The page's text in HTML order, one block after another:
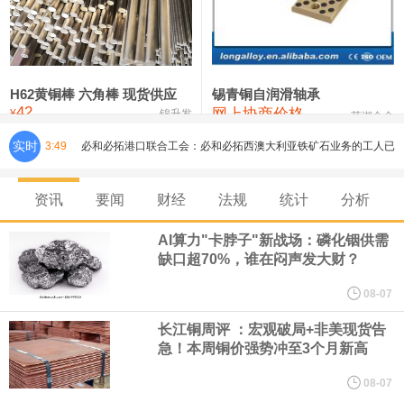
铸造铝合金锭(ZLD104) 24,300—24,500 24,400
压铸锌合金锭 26,500—26,700
氯化镍 38,300—40,300 39,300 0
H62黄铜棒 六角棒 现货供应
¥42 锦升发
锡青铜自润滑轴承
网上协商价格 芜湖合金
实时 3:49 必和必拓港口联合工会：必和必拓西澳大利亚铁矿石业务的工人已
通知，将于8月9日实施24小时停工。
8月7日，宇树科技董事长王兴兴网上路演时表示，报告期内，公司
研发费用金额分别为4,995.18万元、7,001.70万元、14,496.56万
元，最近3年复合增长率达70.36%，呈快速增长趋势，并形成多项
核心技术和知识产权。截至2026年1月31日，公司拥有262项专利权
资讯 要闻 财经 法规 统计 分析
AI算力"卡脖子"新战场：磷化铟供需
缺口超70%，谁在闷声发大财？
08-07
长江铜周评 ：宏观破局+非美现货告
急！本周铜价强势冲至3个月新高
08-07